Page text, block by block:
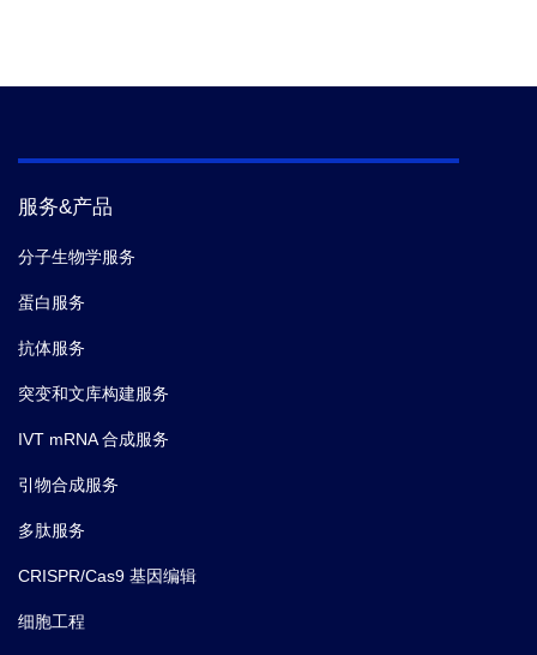
服务&产品
分子生物学服务
蛋白服务
抗体服务
突变和文库构建服务
IVT mRNA 合成服务
引物合成服务
多肽服务
CRISPR/Cas9 基因编辑
细胞工程